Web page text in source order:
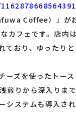
Coffee）」が
カフェです。店内
ており、ゆったり
ーズを使ったトー
煎りから深入りま
システムも導入さ